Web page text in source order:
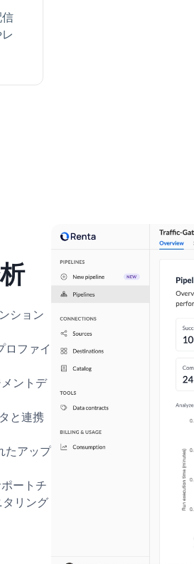
ション
ロファイ
ントデ
と連携
たアップ
ートチ
リング